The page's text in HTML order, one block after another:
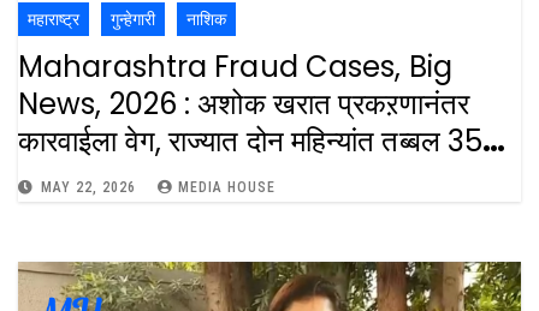
महाराष्ट्र गुन्हेगारी नाशिक
Maharashtra Fraud Cases, Big
News, 2026 : अशोक खरात प्रकऱणानंतर
कारवाईला वेग, राज्यात दोन महिन्यांत तब्बल 35
भोंदू महाराजांविरोधात गुन्हे दाखल : Cases
Many Fraudsters In Maharashtra
MAY 22, 2026 MEDIA HOUSE